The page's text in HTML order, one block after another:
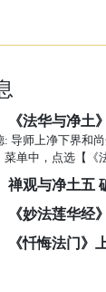
《法华与净土
: 导师上净下界和
菜单中，点选【
禅观与净土五
《妙法莲华经
《忏悔法门》